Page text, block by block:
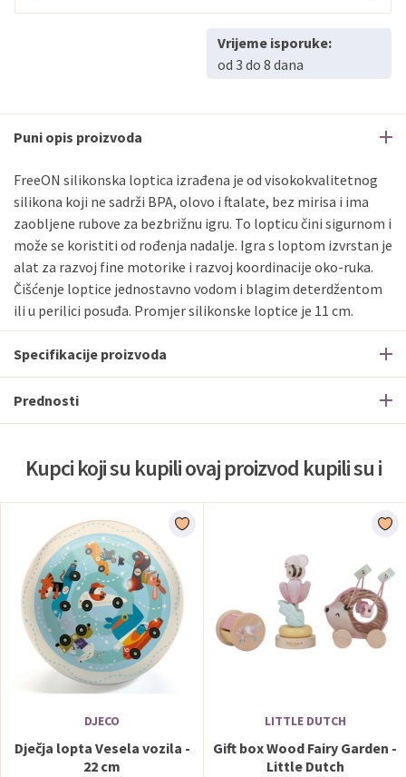
Vrijeme isporuke:
od 3 do 8 dana
Puni opis proizvoda
FreeON silikonska loptica izrađena je od visokokvalitetnog
silikona koji ne sadrži BPA, olovo i ftalate, bez mirisa i ima
zaobljene rubove za bezbrižnu igru. To lopticu čini sigurnom i
može se koristiti od rođenja nadalje. Igra s loptom izvrstan je
alat za razvoj fine motorike i razvoj koordinacije oko-ruka.
Čišćenje loptice jednostavno vodom i blagim deterdžentom
ili u perilici posuđa. Promjer silikonske loptice je 11 cm.
Specifikacije proizvoda
Prednosti
Kupci koji su kupili ovaj proizvod kupili su i
DJECO
Dječja lopta Vesela vozila -
22 cm
LITTLE DUTCH
Gift box Wood Fairy Garden -
Little Dutch